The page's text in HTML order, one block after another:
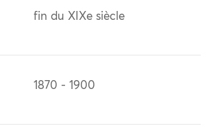
fin du XIXe siècle
1870 - 1900